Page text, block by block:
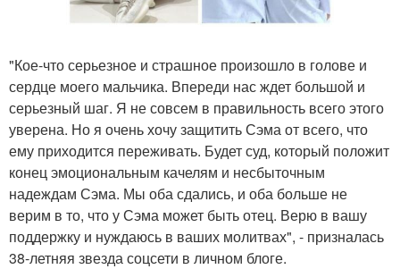
"Кое-что серьезное и страшное произошло в голове и
сердце моего мальчика. Впереди нас ждет большой и
серьезный шаг. Я не совсем в правильность всего этого
уверена. Но я очень хочу защитить Сэма от всего, что
ему приходится переживать. Будет суд, который положит
конец эмоциональным качелям и несбыточным
надеждам Сэма. Мы оба сдались, и оба больше не
верим в то, что у Сэма может быть отец. Верю в вашу
поддержку и нуждаюсь в ваших молитвах", - призналась
38-летняя звезда соцсети в личном блоге.